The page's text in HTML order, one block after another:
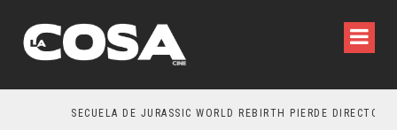
SECUELA DE JURASSIC WORLD REBIRTH PIERDE DIRECTOR